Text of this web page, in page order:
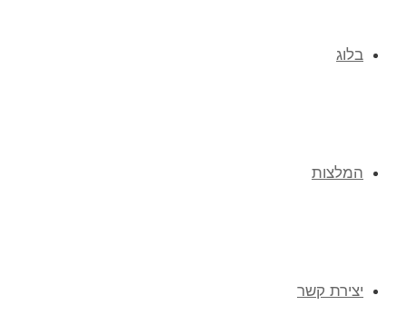
בלוג
המלצות
יצירת קשר